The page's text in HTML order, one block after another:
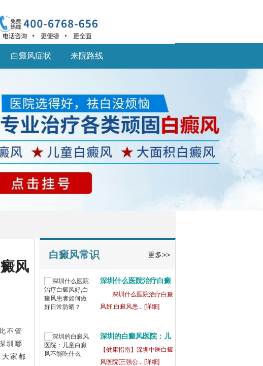
白癜风症状 来院路线
风
不管
圳哪
家都
白癜风常识 更多>>
深圳什么医院治疗白癜
深圳什么医院治疗白癜
风好,白癜风患... [详细]
深圳的白癜风医院：儿
【健康指南】深圳中医白癜
风医院[三强公... [详细]